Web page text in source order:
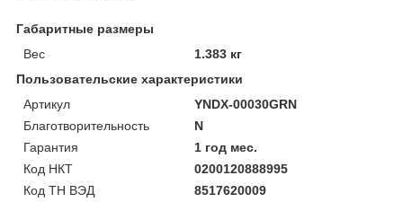
Габаритные размеры
Вес
1.383 кг
Пользовательские характеристики
Артикул
YNDX-00030GRN
Благотворительность
N
Гарантия
1 год мес.
Код НКТ
0200120888995
Код ТН ВЭД
8517620009